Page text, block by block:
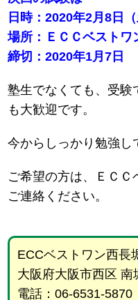
日時：2020年2月8日（
場所：ＥＣＣベストワ
締切：2020年1月7日
塾生でなくても、受験
も大歓迎です。
今からしっかり勉強し
ご希望の方は、ＥＣ
ご連絡ください。
ECCベストワン西長
大阪府大阪市西区 南
電話：06-6531-5870